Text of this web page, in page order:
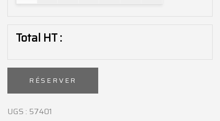
Total HT :
RÉSERVER
UGS : 57401